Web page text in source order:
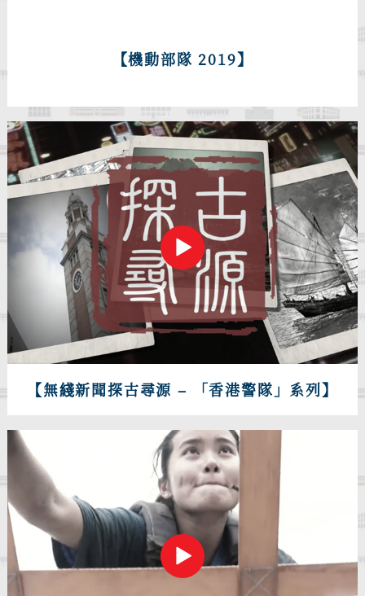
【機動部隊 2019】
【無綫新聞探古尋源 – 「香港警隊」系列】